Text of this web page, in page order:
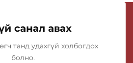
санал авах
танд удахгүй холбогдох
болно.